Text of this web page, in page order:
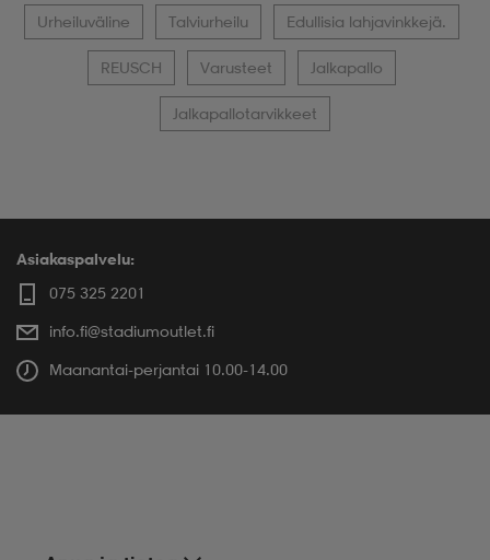
Urheiluväline Talviurheilu Edullisia lahjavinkkejä.
REUSCH Varusteet Jalkapallo
Jalkapallotarvikkeet
Asiakaspalvelu:
075 325 2201
info.fi@stadiumoutlet.fi
Maanantai-perjantai 10.00-14.00